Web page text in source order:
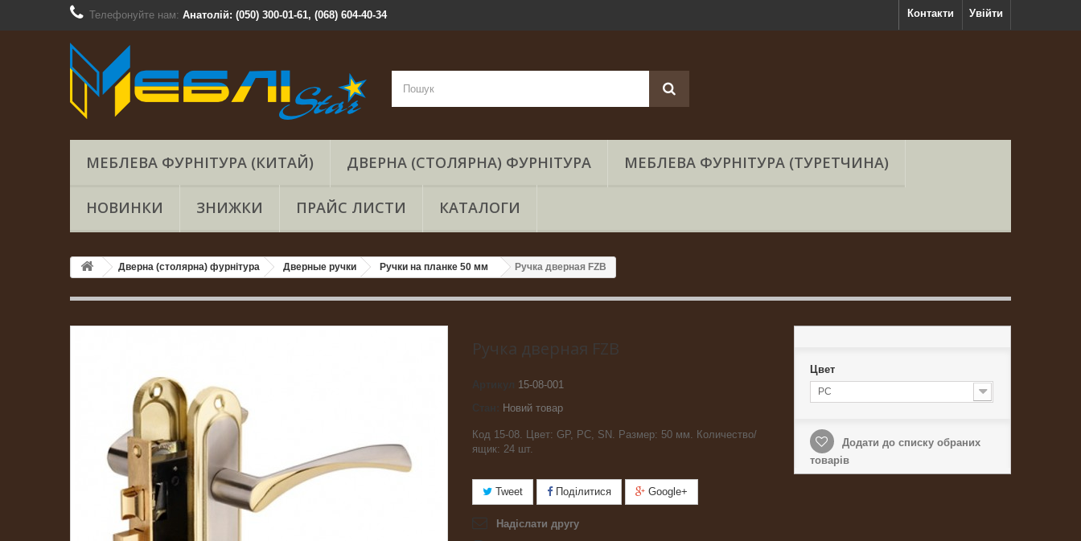
Увійти
Контакти
Телефонуйте нам: Анатолій: (050) 300-01-61, (068) 604-40-34
МЕБЛЕВА ФУРНІТУРА (КИТАЙ) ДВЕРНА (СТОЛЯРНА) ФУРНІТУРА МЕБЛЕВА ФУРНІТУРА (ТУРЕТЧИНА)
НОВИНКИ ЗНИЖКИ ПРАЙС ЛИСТИ КАТАЛОГИ
Дверна (столярна) фурнітура Дверные ручки Ручки на планке 50 мм Ручка дверная FZB
Ручка дверная FZB
Артикул
15-08-001
Новий товар
Код 15-08. Цвет: GP, PC, SN. Размер: 50 мм. Количество/
ящик: 24 шт.
Tweet Поділитися Google+
Надіслати другу
Цвет
PC
Додати до списку обраних
товарів